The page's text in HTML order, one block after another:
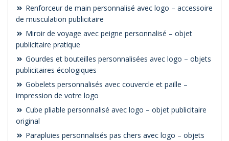
Renforceur de main personnalisé avec logo – accessoire
de musculation publicitaire
Miroir de voyage avec peigne personnalisé – objet
publicitaire pratique
Gourdes et bouteilles personnalisées avec logo – objets
publicitaires écologiques
Gobelets personnalisés avec couvercle et paille –
impression de votre logo
Cube pliable personnalisé avec logo – objet publicitaire
original
Parapluies personnalisés pas chers avec logo – objets